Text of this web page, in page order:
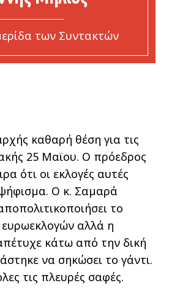
των Συντακτών
καθαρή θέση για τις
25 Μαϊου. Ο πρόεδρος
ότι οι εκλογές αυτές
Ο κ. Σαμαρά
το
αλλά η
κάτω από την δική
να σηκώσει το γάντι.
τις πλευρές σαφές.